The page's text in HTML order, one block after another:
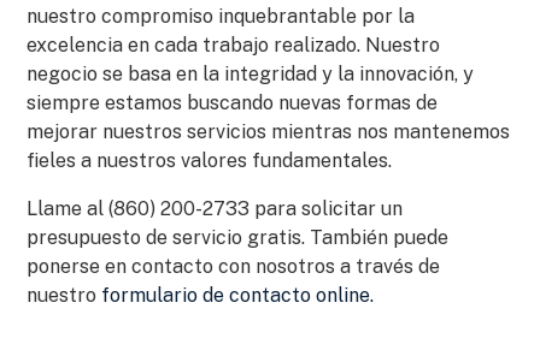
nuestro compromiso inquebrantable por la
excelencia en cada trabajo realizado. Nuestro
negocio se basa en la integridad y la innovación, y
siempre estamos buscando nuevas formas de
mejorar nuestros servicios mientras nos mantenemos
fieles a nuestros valores fundamentales.
Llame al (860) 200-2733 para solicitar un
presupuesto de servicio gratis. También puede
ponerse en contacto con nosotros a través de
nuestro formulario de contacto online.